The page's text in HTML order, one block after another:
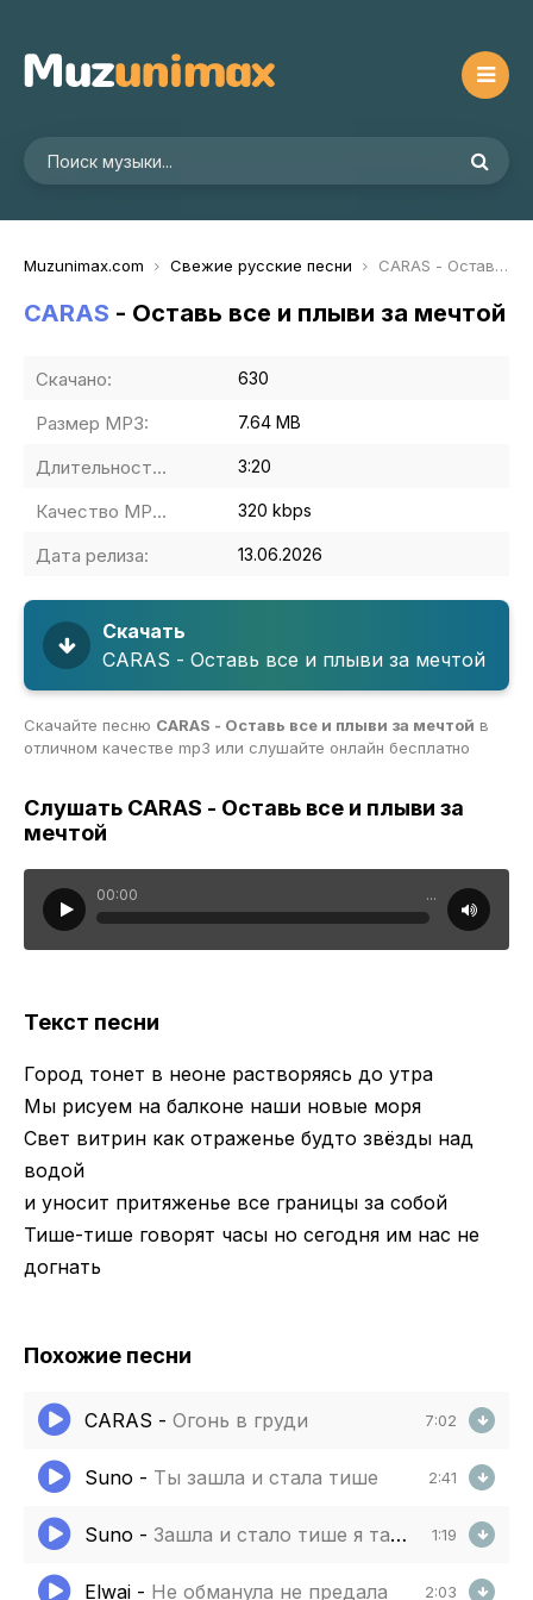
Muzunimax.com Свежие русские песни CARAS - Оставь все и плыви за мечтой
CARAS - Оставь все и плыви за мечтой
Скачано: 630
Размер MP3: 7.64 MB
Длительность MP3: 3:20
Качество MP3: 320 kbps
Дата релиза: 13.06.2026
Скачать
CARAS - Оставь все и плыви за мечтой
Скачайте песню CARAS - Оставь все и плыви за мечтой в
отличном качестве mp3 или слушайте онлайн бесплатно
Слушать CARAS - Оставь все и плыви за
мечтой
00:00 ...
Текст песни
Город тонет в неоне растворяясь до утра
Мы рисуем на балконе наши новые моря
Свет витрин как отраженье будто звёзды над
водой
и уносит притяженье все границы за собой
Тише-тише говорят часы но сегодня им нас не
догнать
Похожие песни
CARAS - Огонь в груди 7:02
Suno - Ты зашла и стала тише 2:41
Suno - Зашла и стало тише я таких еще не видел 1:19
Elwai - Не обманула не предала 2:03